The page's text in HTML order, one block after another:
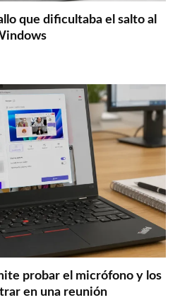
que dificultaba el salto al
probar el micrófono y los
en una reunión